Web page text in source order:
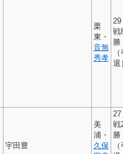
栗
東・
音無
秀孝
29
戦
勝
退
宇田豊
美
浦・
久保
27
戦
勝